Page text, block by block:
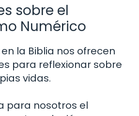
sobre el
Numérico
la Biblia nos ofrecen
para reflexionar sobre
vidas.
para nosotros el